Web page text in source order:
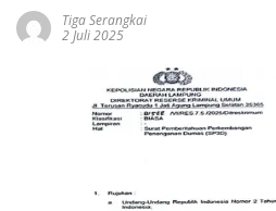
Tiga Serangkai
2 Juli 2025